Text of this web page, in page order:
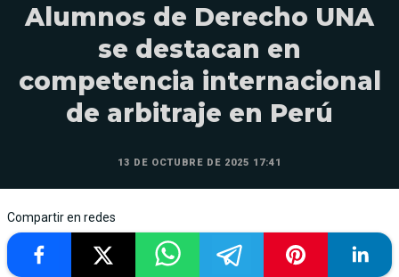
Alumnos de Derecho UNA
se destacan en
competencia internacional
de arbitraje en Perú
13 DE OCTUBRE DE 2025 17:41
Compartir en redes